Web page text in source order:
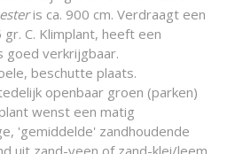
is ca. 900 cm. Verdraagt een
C. Klimplant, heeft een
goed verkrijgbaar.
beschutte plaats.
openbaar groen (parken)
wenst een matig
'gemiddelde' zandhoudende